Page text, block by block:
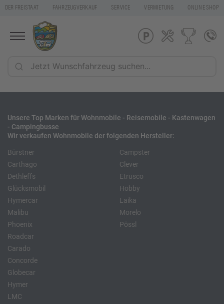
DER FREISTAAT FAHRZEUGVERKAUF SERVICE VERMIETUNG ONLINE SHOP
Unsere Top Marken für Wohnmobile - Reisemobile - Kastenwagen
- Campingbusse
Wir verkaufen Wohnmobile der folgenden Hersteller:
Bürstner
Carthago
Dethleffs
Glücksmobil
Hymercar
Malibu
Phoenix
Roadcar
Campster
Clever
Etrusco
Hobby
Laika
Morelo
Pössl
Carado
Concorde
Globecar
Hymer
LMC